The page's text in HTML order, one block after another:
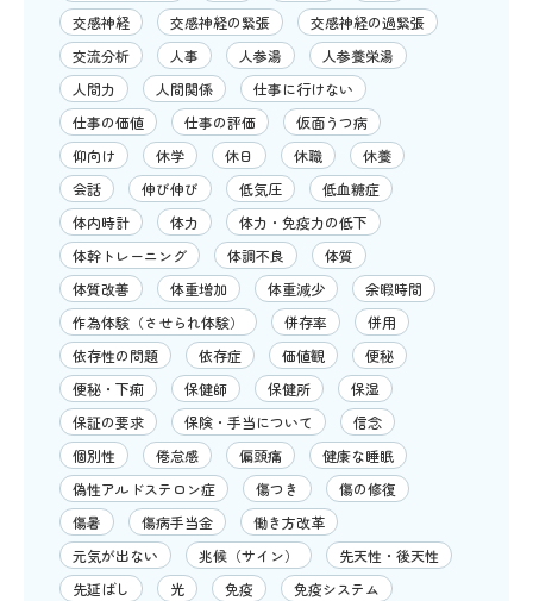
交感神経
交感神経の緊張
交感神経の過緊張
交流分析
人事 人参湯
人参養栄湯
人間力
人間関係
仕事に行けない
仕事の価値
仕事の評価
仮面うつ病
仰向け
休学 休日 休職
休養
会話
伸び伸び 低気圧
低血糖症
体内時計
体力
体力・免疫力の低下
体幹トレーニング
体調不良
体質
体質改善
体重増加 体重減少
余暇時間
作為体験（させられ体験）
併存率
併用
依存性の問題
依存症 価値観
便秘
便秘・下痢
保健師 保健所
保湿
保証の要求
保険・手当について
信念
個別性
倦怠感 偏頭痛
健康な睡眠
偽性アルドステロン症
傷つき
傷の修復
傷暑
傷病手当金
働き方改革
元気が出ない
兆候（サイン）
先天性・後天性
先延ばし
光 免疫
免疫システム